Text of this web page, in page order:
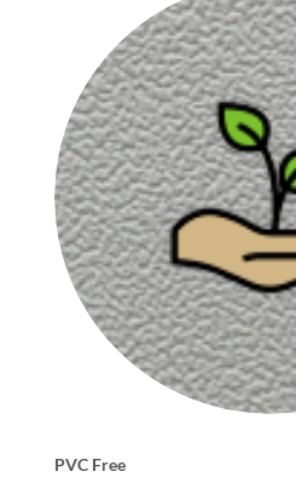
PVC Free